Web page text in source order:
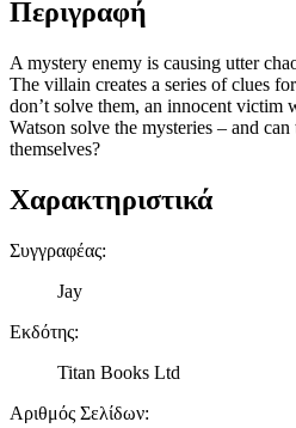
Περιγραφή
A mystery enemy is causing utter
The villain creates a series of clues
don’t solve them, an innocent victim
Watson solve the mysteries – and
themselves?
Χαρακτηριστικά
Συγγραφέας:
Jay
Εκδότης:
Titan Books Ltd
Αριθμός Σελίδων: